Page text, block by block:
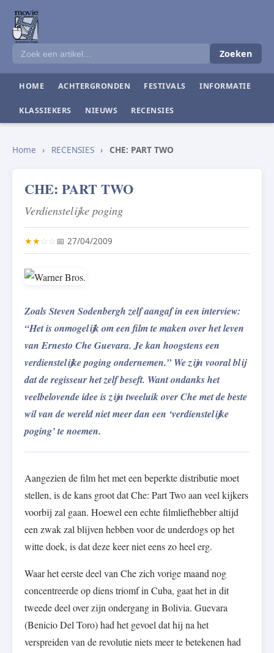
Zoeken
HOME ACHTERGRONDEN FESTIVALS INFORMATIE
KLASSIEKERS NIEUWS RECENSIES
Home › RECENSIES › CHE: PART TWO
CHE: PART TWO
Verdienstelijke poging
★★☆ ☆📅 27/04/2009
Zoals Steven Sodenbergh zelf aangaf in een interview:
“Het is onmogelijk om een film te maken over het leven
van Ernesto Che Guevara. Je kan hoogstens een
verdienstelijke poging ondernemen.” We zijn vooral blij
dat de regisseur het zelf beseft. Want ondanks het
veelbelovende idee is zijn tweeluik over Che met de beste
wil van de wereld niet meer dan een ‘verdienstelijke
poging’ te noemen.
Aangezien de film het met een beperkte distributie moet
stellen, is de kans groot dat Che: Part Two aan veel kijkers
voorbij zal gaan. Hoewel een echte filmliefhebber altijd
een zwak zal blijven hebben voor de underdogs op het
witte doek, is dat deze keer niet eens zo heel erg.
Waar het eerste deel van Che zich vorige maand nog
concentreerde op diens triomf in Cuba, gaat het in dit
tweede deel over zijn ondergang in Bolivia. Guevara
(Benicio Del Toro) had het gevoel dat hij na het
verspreiden van de revolutie niets meer te betekenen had